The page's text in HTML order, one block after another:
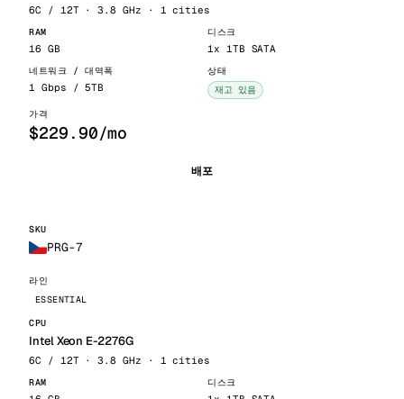
6C / 12T · 3.8 GHz · 1 cities
16 GB 1x 1TB SATA
1 Gbps / 5TB 재고 있음
$229.90/mo
배포
PRG-7
ESSENTIAL
Intel Xeon E-2276G
6C / 12T · 3.8 GHz · 1 cities